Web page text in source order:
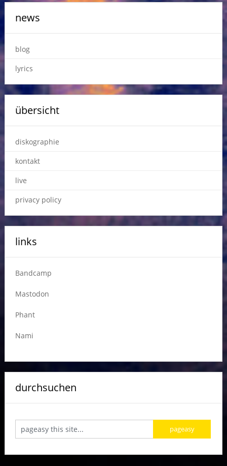
news
blog
lyrics
übersicht
diskographie
kontakt
live
privacy policy
links
Bandcamp
Mastodon
Phant
Nami
durchsuchen